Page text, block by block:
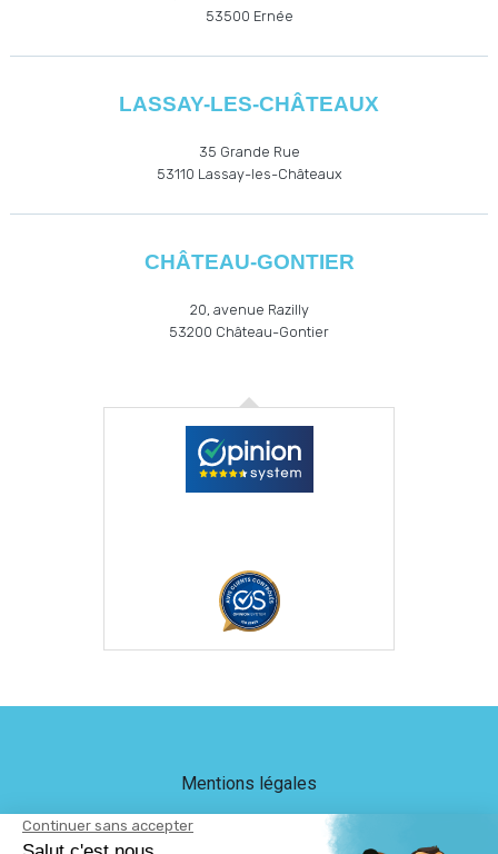
53500 Ernée
LASSAY-LES-CHÂTEAUX
35 Grande Rue
53110 Lassay-les-Châteaux
CHÂTEAU-GONTIER
20, avenue Razilly
53200 Château-Gontier
Mentions légales